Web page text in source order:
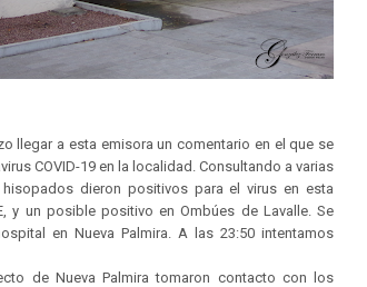
llegar a esta emisora un comentario en el que se
COVID-19 en la localidad. Consultando a varias
dieron positivos para el virus en esta
y un posible positivo en Ombúes de Lavalle. Se
en Nueva Palmira. A las 23:50 intentamos
de Nueva Palmira tomaron contacto con los